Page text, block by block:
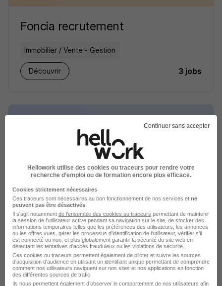
Foncia recrutement
Immobilier / Vente - Gestion
Découvrir 3 jobs
BDO recrutement
Cabinet d'expertise comptable
Découvrir 2 jobs
Continuer sans accepter
Hellowork utilise des cookies ou traceurs pour rendre votre
recherche d’emploi ou de formation encore plus efficace.
Cookies strictement nécessaires
Ces traceurs sont nécessaires au bon fonctionnement de nos services et ne
peuvent pas être désactivés
Il s'agit notamment de l'ensemble des cookies ou traceurs permettant de maintenir
la session de l'utilisateur active pendant sa navigation sur le site, de stocker des
informations temporaires telles que les préférences des utilisateurs, les annonces
ou les offres vues, gérer les processus d'identification de l'utilisateur, vérifier s'il
est connecté ou non, et plus globalement garantir la sécurité du site web en
détectant les tentatives d'accès frauduleux ou les violations de sécurité.
Ces cookies ou traceurs permettent également de piloter et suivre les sources
d'acquisition d'audience en utilisant un identifiant unique permettant de comprendre
comment nos utilisateurs naviguent sur nos sites et nos applications en fonction
des différentes sources de trafic.
Ils nous permettent également d’observer le comportement de nos utilisateurs afin